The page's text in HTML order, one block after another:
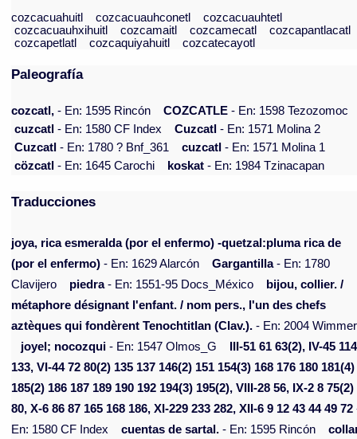
cozcacuahuitl
cozcacuauhconetl
cozcacuauhtetl
cozcacuauhxihuitl
cozcamaitl cozcamecatl
cozcapantlacatl
cozcapetlatl
cozcaquiyahuitl cozcatecayotl
Paleografía
cozcatl, - En: 1595 Rincón COZCATLE - En: 1598 Tezozomoc
cuzcatl - En: 1580 CF Index Cuzcatl - En: 1571 Molina 2
Cuzcatl - En: 1780 ? Bnf_361 cuzcatl - En: 1571 Molina 1
cözcatl - En: 1645 Carochi koskat - En: 1984 Tzinacapan
Traducciones
joya, rica esmeralda (por el enfermo) -quetzal:pluma rica de
(por el enfermo) - En: 1629 Alarcón Gargantilla- En: 1780
Clavijero
piedra- En: 1551-95 Docs_México
bijou, collier. /
métaphore désignant l'enfant. / nom pers., l'un des chefs
aztèques qui fondèrent Tenochtitlan (Clav.). - En: 2004 Wimmer
joyel; nocozqui - En: 1547 Olmos_G
III-51 61 63(2), IV-45 114
133, VI-44 72 80(2) 135 137 146(2) 151 154(3) 168 176 180 181(4)
185(2) 186 187 189 190 192 194(3) 195(2), VIII-28 56, IX-2 8 75(2)
80, X-6 86 87 165 168 186, XI-229 233 282, XII-6 9 12 43 44 49 72
En: 1580 CF Index
cuentas de sartal. - En: 1595 Rincón